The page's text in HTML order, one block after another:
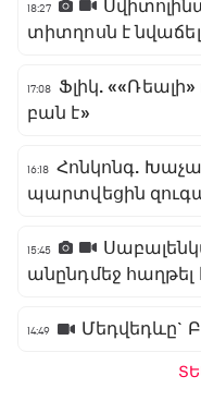
18:27
տիտղոսն է նվաճել
17:08
Ֆլիկ.
բան է»
16:18 Հոնկոնգ.
պարտվեցին
15:45
անընդմեջ հաղթել
14:49 Մեդվեդևը`